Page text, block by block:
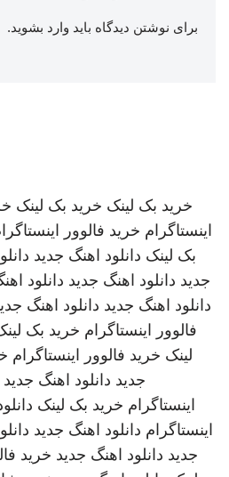
برای نوشتن دیدگاه باید وارد بشوید.
خرید بک لینک خرید بک لینک
اینستاگرام خرید فالوور
بک لینک دانلود اهنگ جدید
جدید دانلود اهنگ جدید دانلود
دانلود اهنگ جدید دانلود اهنگ
فالوور اینستاگرام خرید بک
لینک خرید فالوور اینستاگرام
جدید دانلود اهنگ جدید
اینستاگرام خرید بک لینک
اینستاگرام دانلود اهنگ جدید
جدید دانلود اهنگ جدید خرید